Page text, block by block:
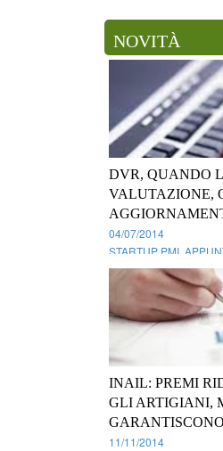
NOVITÀ
DVR, QUANDO
VALUTAZIONE,
04/07/2014
STARTUP PMI,
Secondo la previsione
di lavoro di ogni
tutti i rischi, i cui
(Dvr) previsto dall’art.
INAIL: PREMI
GLI ARTIGIANI,
11/11/2014